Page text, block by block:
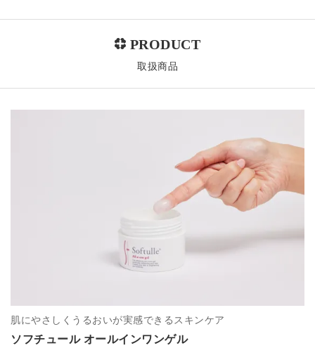
取扱商品
ソフチュール オールインワンゲル
肌にやさしくうるおいが実感できるスキンケア